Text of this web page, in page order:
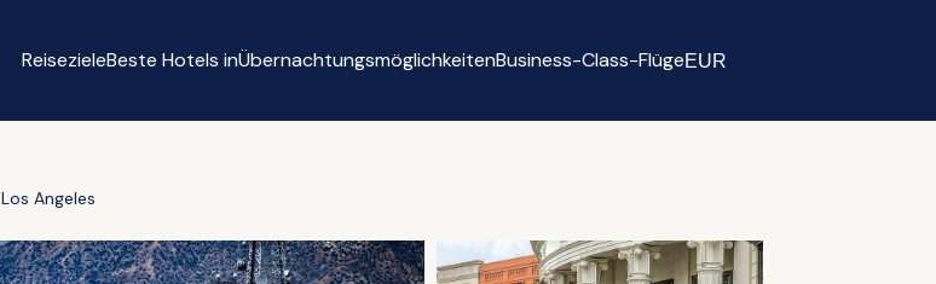
ReisezieleBeste Hotels inÜbernachtungsmöglichkeitenBusiness-Class-FlügeEUR
Los Angeles